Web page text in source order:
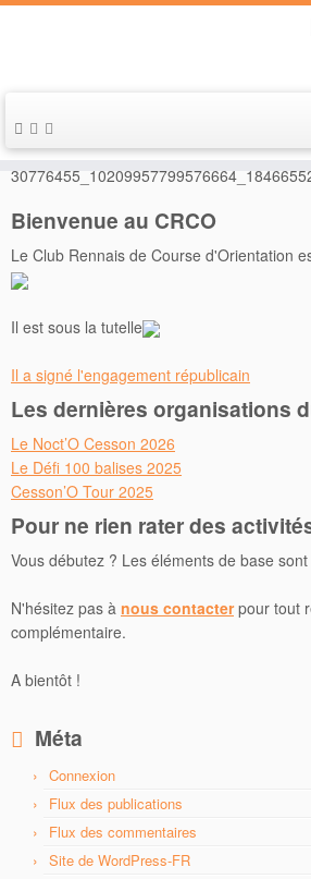
Passer
au
contenu
Accueil » Retour sur le CFC 2018 : un
Bienvenue au CRCO
Le Club Rennais de Course d'Orientation
Il est sous la tutelle
Il a signé l'engagement républicain
Les dernières organisations
Le Noct’O Cesson 2026
Le Défi 100 balises 2025
Cesson’O Tour 2025
Pour ne rien rater des
Vous débutez ? Les éléments de base
N'hésitez pas à nous contacterpour tout
complémentaire.
A bientôt !
Méta
Connexion
Flux des publications
Flux des commentaires
Site de WordPress-FR